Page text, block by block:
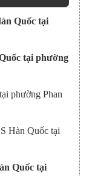
Quốc tại
tại phường
phường Phan
Hàn Quốc tại
Quốc tại